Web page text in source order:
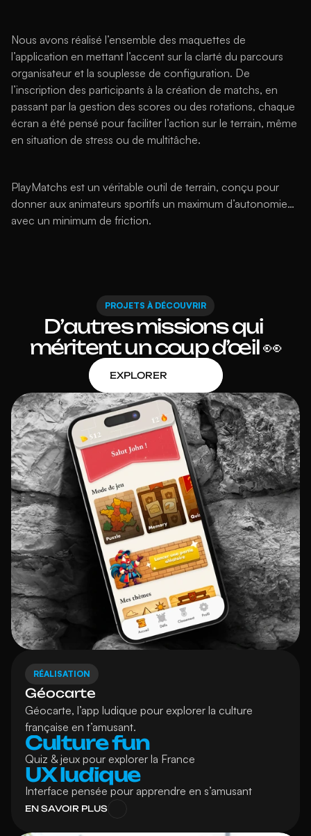
Nous avons réalisé l’ensemble des maquettes de
l’application en mettant l’accent sur la clarté du parcours
organisateur et la souplesse de configuration. De
l’inscription des participants à la création de matchs, en
passant par la gestion des scores ou des rotations, chaque
écran a été pensé pour faciliter l’action sur le terrain, même
en situation de stress ou de multitâche.
PlayMatchs est un véritable outil de terrain, conçu pour
donner aux animateurs sportifs un maximum d’autonomie…
avec un minimum de friction.
PROJETS À DÉCOUVRIR
D’autres missions qui
méritent un coup d’œil 👀
EXPLORER
RÉALISATION
Géocarte
Géocarte, l’app ludique pour explorer la culture
française en t’amusant.
Culture fun
Quiz & jeux pour explorer la France
UX ludique
Interface pensée pour apprendre en s’amusant
EN SAVOIR PLUS